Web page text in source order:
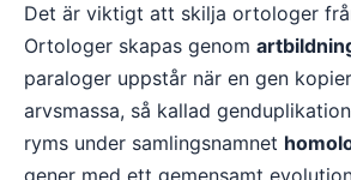
Det är viktigt att skilja ortologer
Ortologer skapas genom
paraloger uppstår när en gen
arvsmassa, så kallad
ryms under samlingsnamnet
gener med ett gemensamt